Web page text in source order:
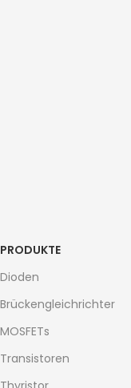
PRODUKTE
Dioden
Brückengleichrichter
MOSFETs
Transistoren